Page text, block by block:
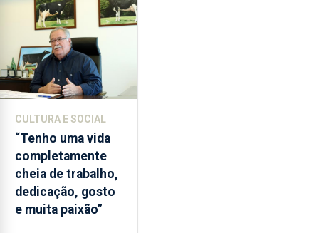
CULTURA E SOCIAL
“Tenho uma vida
completamente
cheia de trabalho,
dedicação, gosto
e muita paixão”